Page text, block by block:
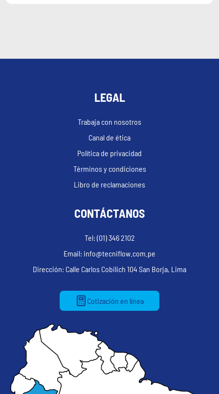
LEGAL
Trabaja con nosotros
Canal de ética
Política de privacidad
Términos y condiciones
Libro de reclamaciones
CONTÁCTANOS
Tel: (01) 346 2102
Email: info@tecniflow.com.pe
Dirección: Calle Carlos Cobilich 104 San Borja, Lima
Cotización en línea